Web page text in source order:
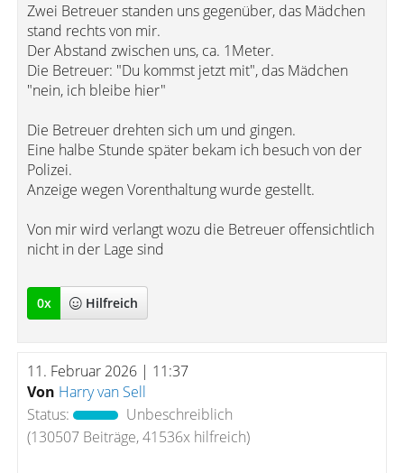
Zwei Betreuer standen uns gegenüber, das Mädchen
stand rechts von mir.
Der Abstand zwischen uns, ca. 1Meter.
Die Betreuer: "Du kommst jetzt mit", das Mädchen
"nein, ich bleibe hier"
Die Betreuer drehten sich um und gingen.
Eine halbe Stunde später bekam ich besuch von der
Polizei.
Anzeige wegen Vorenthaltung wurde gestellt.
Von mir wird verlangt wozu die Betreuer offensichtlich
nicht in der Lage sind
0x Hilfreich
11. Februar 2026 | 11:37
Von Harry van Sell
Status:
Unbeschreiblich
(130507 Beiträge, 41536x hilfreich)